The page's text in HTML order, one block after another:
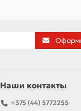
Наши контакты
+375 (44) 5772255